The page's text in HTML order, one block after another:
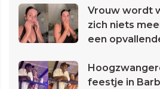
Vrouw wordt
zich niets
een
feestje in